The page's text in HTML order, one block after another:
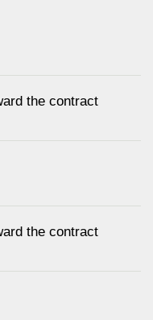
the contract
the contract